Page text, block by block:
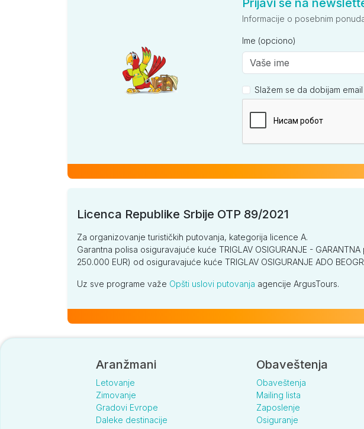
Prijavi se na
Informacije o posebnim
Ime (opciono)
Slažem se da dobijam
Licenca Republike Srbije OTP 89/2021
Za organizovanje turističkih putovanja, kategorija licence A.
Garantna polisa osiguravajuće kuće TRIGLAV OSIGURANJE -
250.000 EUR) od osiguravajuće kuće TRIGLAV OSIGURANJE ADO
Uz sve programe važe Opšti uslovi putovanja agencije ArgusTours.
Aranžmani
Letovanje
Zimovanje
Gradovi Evrope
Daleke destinacije
Obaveštenja
Obaveštenja
Mailing lista
Zaposlenje
Osiguranje